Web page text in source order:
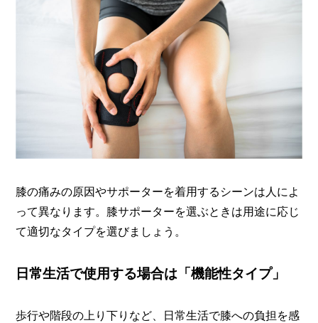
膝の痛みの原因やサポーターを着用するシーンは人によ
って異なります。膝サポーターを選ぶときは用途に応じ
て適切なタイプを選びましょう。
日常生活で使用する場合は「機能性タイプ」
歩行や階段の上り下りなど、日常生活で膝への負担を感